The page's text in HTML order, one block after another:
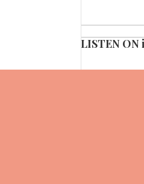
nach:
LISTEN ON